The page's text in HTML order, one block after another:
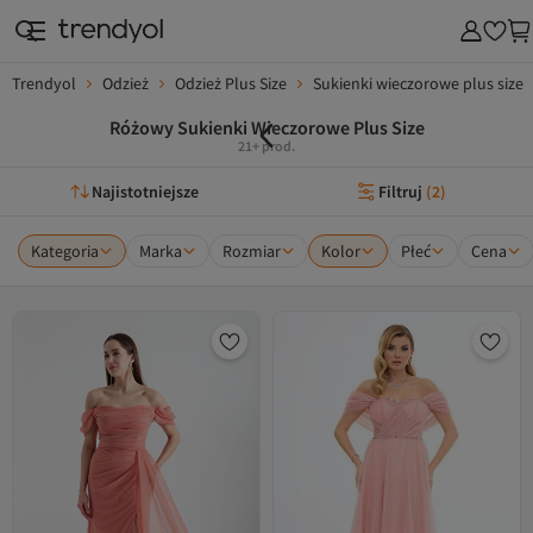
Trendyol Odzież Odzież Plus Size Sukienki wieczorowe plus size
Różowy Sukienki Wieczorowe Plus Size
21+ prod.
Najistotniejsze Filtruj (2)
Kategoria Marka Rozmiar Kolor Płeć Cena